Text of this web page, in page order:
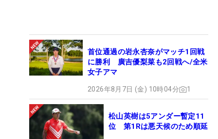
首位通過の岩永杏奈がマッチ1回戦
に勝利 廣吉優梨菜も2回戦へ/全米
女子アマ
2026年8月7日 (金) 10時04分 1
松山英樹は5アンダー暫定11
位 第1Rは悪天候のため順延